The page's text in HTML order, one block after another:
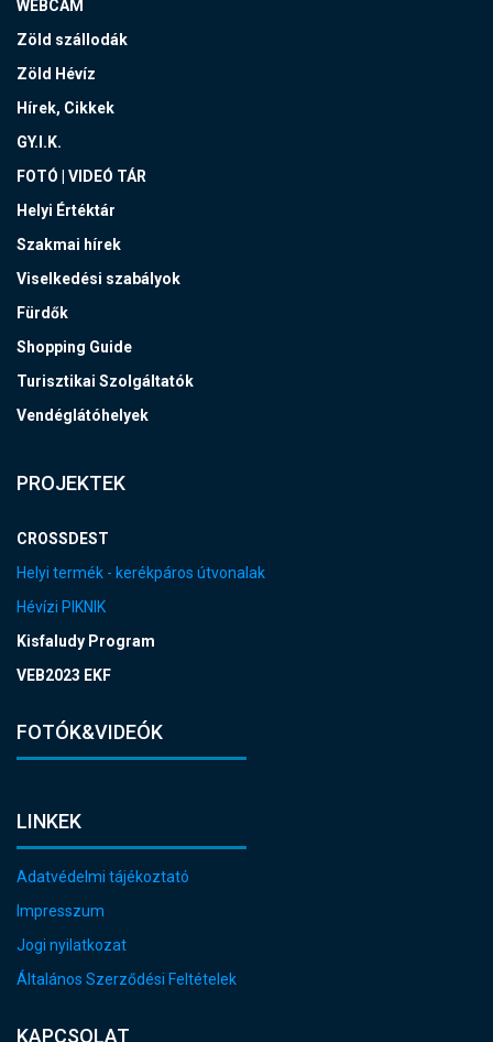
WEBCAM
Zöld szállodák
Zöld Hévíz
Hírek, Cikkek
GY.I.K.
FOTÓ | VIDEÓ TÁR
Helyi Értéktár
Szakmai hírek
Viselkedési szabályok
Fürdők
Shopping Guide
Turisztikai Szolgáltatók
Vendéglátóhelyek
PROJEKTEK
CROSSDEST
Helyi termék - kerékpáros útvonalak
Hévízi PIKNIK
Kisfaludy Program
VEB2023 EKF
FOTÓK&VIDEÓK
LINKEK
Adatvédelmi tájékoztató
Impresszum
Jogi nyilatkozat
Általános Szerződési Feltételek
KAPCSOLAT